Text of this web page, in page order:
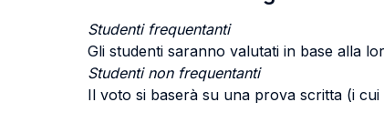
Studenti frequentanti
Gli studenti saranno valutati in base alla
Studenti non frequentanti
Il voto si baserà su una prova scritta (i